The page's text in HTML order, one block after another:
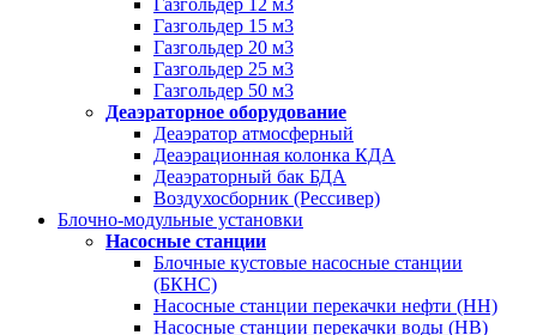
Газгольдер 12 м3
Газгольдер 15 м3
Газгольдер 20 м3
Газгольдер 25 м3
Газгольдер 50 м3
Деаэраторное оборудование
Деаэратор атмосферный
Деаэрационная колонка КДА
Деаэраторный бак БДА
Воздухосборник (Рессивер)
Блочно-модульные установки
Насосные станции
Блочные кустовые насосные станции
(БКНС)
Насосные станции перекачки нефти (НН)
Насосные станции перекачки воды (НВ)